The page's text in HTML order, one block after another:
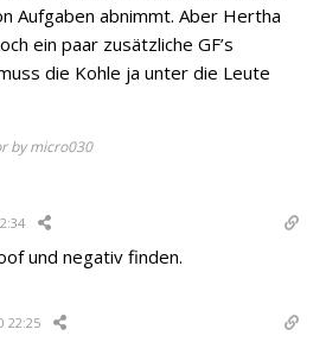
Aufgaben abnimmt. Aber Hertha
ein paar zusätzliche GF’s
die Kohle ja unter die Leute
by micro030
und negativ finden.
22:25